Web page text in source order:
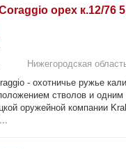
орех к.12/76
Нижегородская
- охотничье ружье
стволов и одним
оружейной компании